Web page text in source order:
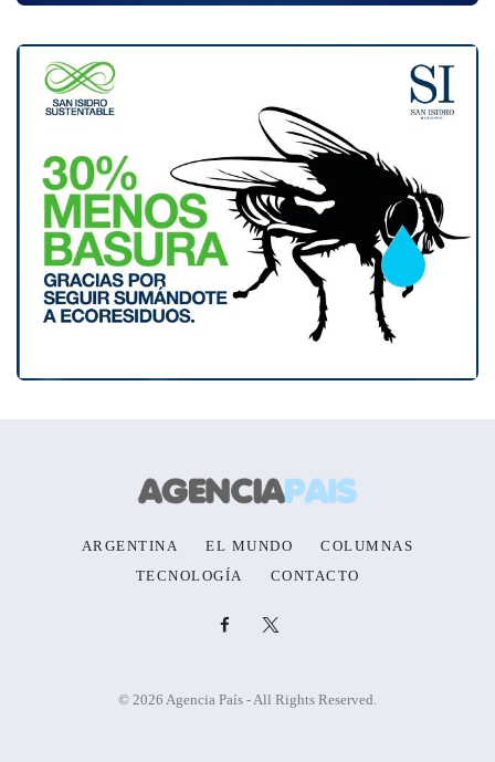
ARGENTINA EL MUNDO
COLUMNAS
TECNOLOGÍA
CONTACTO
© 2026 Agencia País - All Rights Reserved.